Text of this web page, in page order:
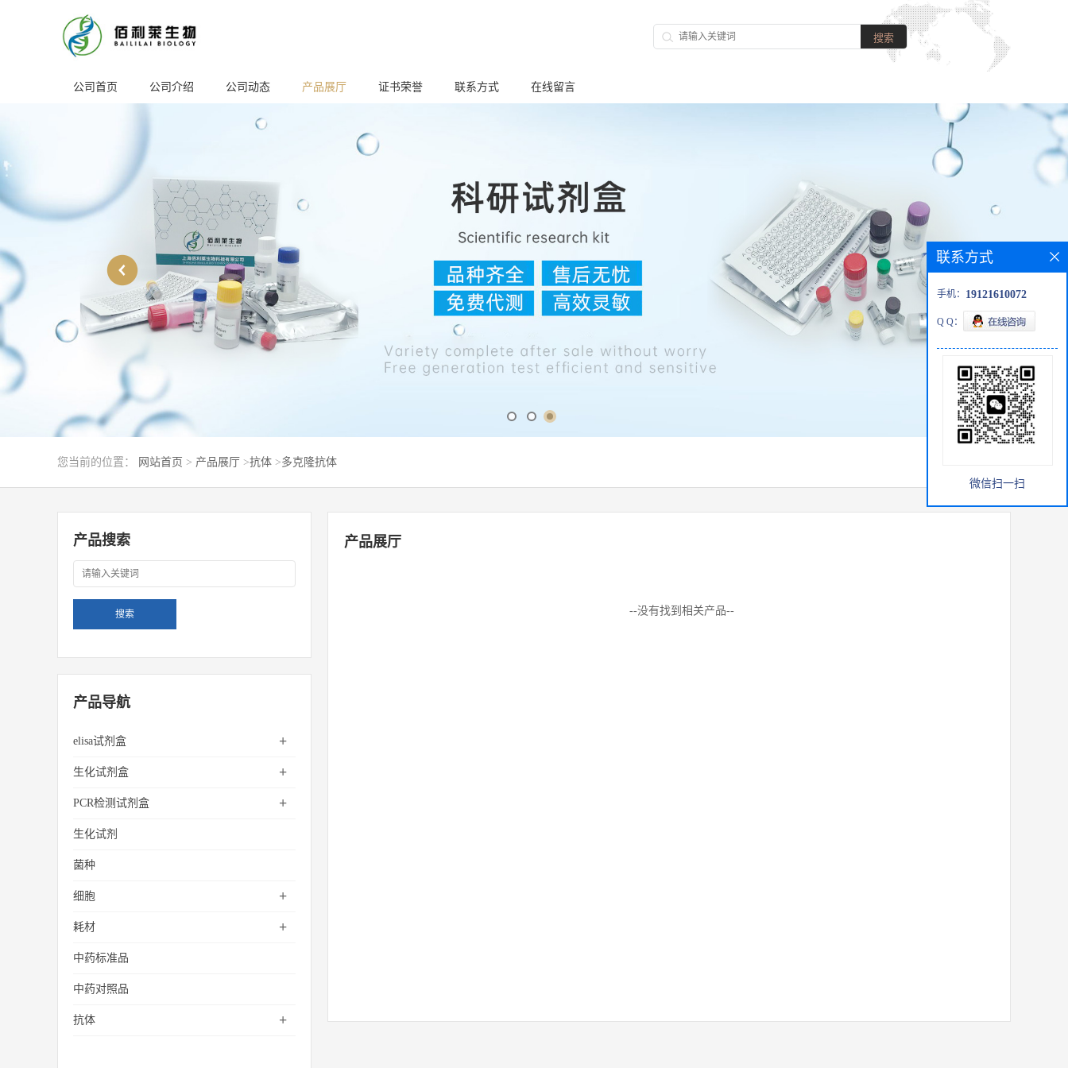
公司首页 公司介绍 公司动态 产品展厅 证书荣誉 联系方式 在线留言
您当前的位置： 网站首页 > 产品展厅 >抗体 >多克隆抗体
产品搜索
产品导航
elisa试剂盒 +
生化试剂盒 +
PCR检测试剂盒 +
生化试剂
菌种
细胞 +
耗材 +
中药标准品
中药对照品
抗体 +
产品展厅
--没有找到相关产品--
联系方式
手机： 19121610072
Q Q：
微信扫一扫